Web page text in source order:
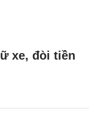
xe, đòi tiền